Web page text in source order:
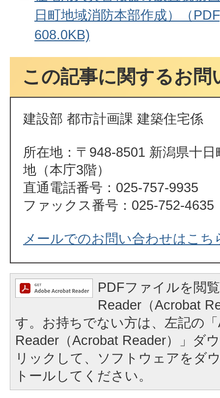
日町地域消防本部作成）（
608.0KB)
この記事に関するお問
建設部 都市計画課 建築住宅係
所在地：〒948-8501 新潟県十
地（本庁3階）
直通電話番号：025-757-9935
ファックス番号：025-752-4635
メールでのお問い合わせはこち
PDFファイルを閲
Reader（Acrobat
す。お持ちでない方は、左記の
Reader（Acrobat Reader）」ダ
リックして、ソフトウェアをダ
トールしてください。